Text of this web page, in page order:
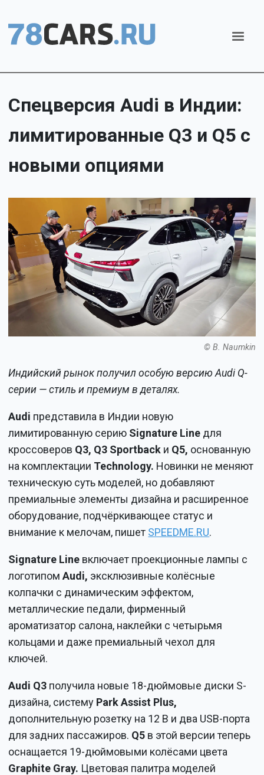
Спецверсия Audi в Индии:
лимитированные Q3 и Q5 с
новыми опциями
© B. Naumkin
Индийский рынок получил особую версию Audi Q-
серии — стиль и премиум в деталях.
Audi представила в Индии новую
лимитированную серию Signature Line для
кроссоверов Q3, Q3 Sportback и Q5, основанную
на комплектации Technology. Новинки не меняют
техническую суть моделей, но добавляют
премиальные элементы дизайна и расширенное
оборудование, подчёркивающее статус и
внимание к мелочам, пишет SPEEDME.RU.
Signature Line включает проекционные лампы с
логотипомAudi, эксклюзивные колёсные
колпачки с динамическим эффектом,
металлические педали, фирменный
ароматизатор салона, наклейки с четырьмя
кольцами и даже премиальный чехол для
ключей.
Audi Q3 получила новые 18-дюймовые диски S-
дизайна, систему Park Assist Plus,
дополнительную розетку на 12 В и два USB-порта
для задних пассажиров. Q5 в этой версии теперь
оснащается 19-дюймовыми колёсами цвета
Graphite Gray. Цветовая палитра моделей